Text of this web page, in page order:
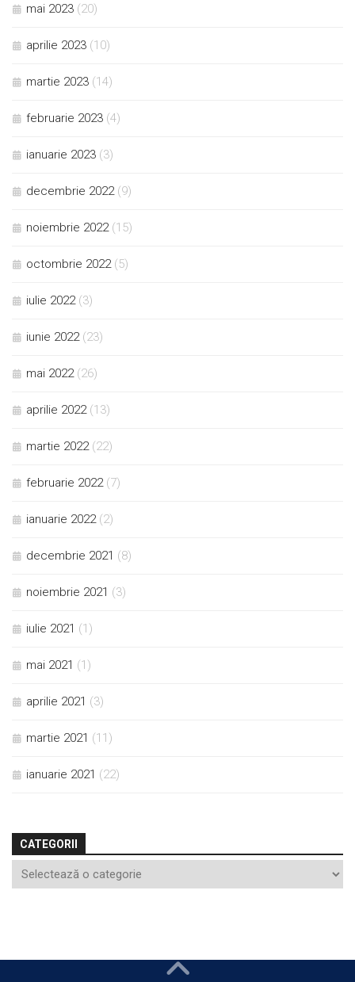
mai 2023 (20)
aprilie 2023 (10)
martie 2023 (14)
februarie 2023 (4)
ianuarie 2023 (3)
decembrie 2022 (9)
noiembrie 2022 (15)
octombrie 2022 (5)
iulie 2022 (3)
iunie 2022 (23)
mai 2022 (26)
aprilie 2022 (13)
martie 2022 (22)
februarie 2022 (7)
ianuarie 2022 (2)
decembrie 2021 (8)
noiembrie 2021 (3)
iulie 2021 (1)
mai 2021 (1)
aprilie 2021 (3)
martie 2021 (11)
ianuarie 2021 (22)
CATEGORII